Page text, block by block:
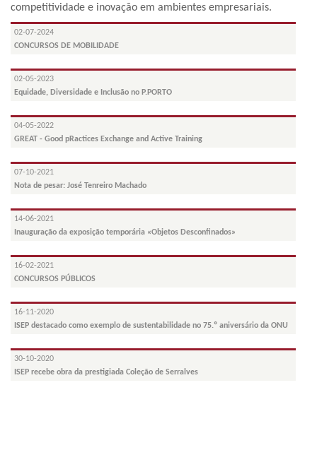
competitividade e inovação em ambientes empresariais.
02-07-2024
CONCURSOS DE MOBILIDADE
02-05-2023
Equidade, Diversidade e Inclusão no P.PORTO
04-05-2022
GREAT - Good pRactices Exchange and Active Training
07-10-2021
Nota de pesar: José Tenreiro Machado
14-06-2021
Inauguração da exposição temporária «Objetos Desconfinados»
16-02-2021
CONCURSOS PÚBLICOS
16-11-2020
ISEP destacado como exemplo de sustentabilidade no 75.º aniversário da ONU
30-10-2020
ISEP recebe obra da prestigiada Coleção de Serralves